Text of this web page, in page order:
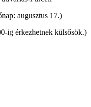
augusztus 17.)
ig érkezhetnek külsősök.)